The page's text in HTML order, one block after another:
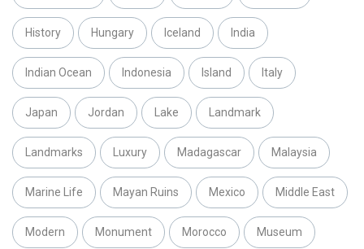
History Hungary Iceland India
Indian Ocean Indonesia Island Italy
Japan Jordan Lake Landmark
Landmarks Luxury Madagascar Malaysia
Marine Life Mayan Ruins Mexico Middle East
Modern Monument Morocco Museum